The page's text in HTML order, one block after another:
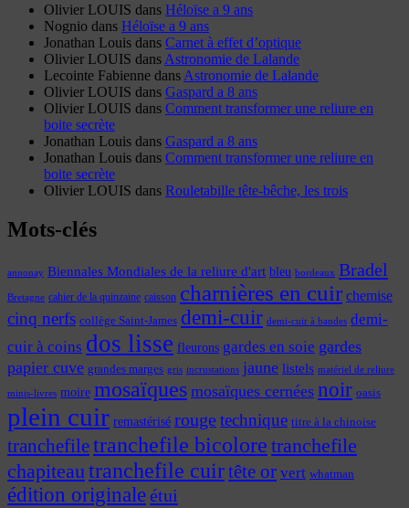
Olivier LOUIS dans Héloïse a 9 ans
Nognio dans Héloïse a 9 ans
Jonathan Louis dans Carnet à effet d’optique
Olivier LOUIS dans Astronomie de Lalande
Lecointe Fabienne dans Astronomie de Lalande
Olivier LOUIS dans Gaspard a 8 ans
Olivier LOUIS dans Comment transformer une reliure en
boite secrète
Jonathan Louis dans Gaspard a 8 ans
Jonathan Louis dans Comment transformer une reliure en
boite secrète
Olivier LOUIS dans Rouletabille tête-bêche, les trois
Mots-clés
annonay Biennales Mondiales de la reliure d'art bleu bordeaux Bradel
Bretagne cahier de la quinzaine caisson charnières en cuir chemise
cinq nerfs collège Saint-James demi-cuir demi-cuir à bandes demi-
cuir à coins dos lisse fleurons gardes en soie gardes
papier cuve grandes marges gris incrustations jaune listels matériel de reliure
minis-livres moire mosaïques mosaïques cernées noir oasis
plein cuir remastérisé rougetechnique titre à la chinoise
tranchefiletranchefile bicolore tranchefile
chapiteautranchefile cuirtête or vert whatman
édition originaleétui